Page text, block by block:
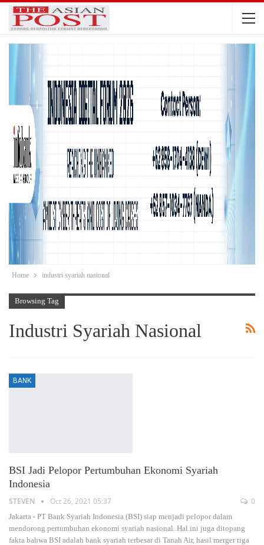
Home industri syariah nasional
Browsing Tag
Industri Syariah Nasional
BANK
BSI Jadi Pelopor Pertumbuhan Ekonomi Syariah
Indonesia
STEVEN Oct 26, 2021 05:37 0
Jakarta - PT Bank Syariah Indonesia (BSI) siap menjadi pelopor dalam
mendorong pertumbuhan ekonomi syariah nasional. Hal ini juga ditopang
fakta bahwa BSI adalah bank syariah terbesar di Tanah Air, hasil merger tiga